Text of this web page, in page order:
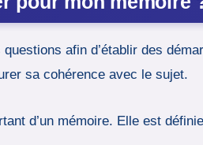
afin d’établir des
sa cohérence avec le sujet.
d’un mémoire. Elle est